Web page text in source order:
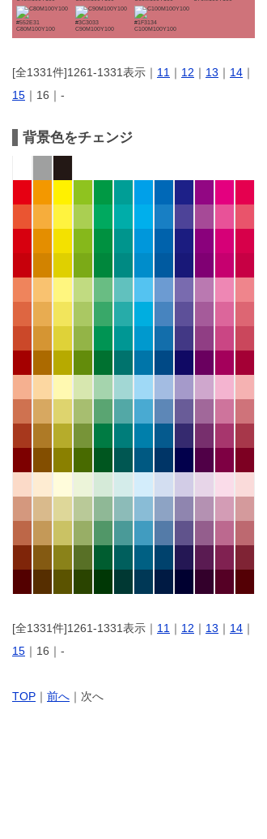
#552E31
C80M100Y100
#3C3033
C90M100Y100
#1F3134
C100M100Y100
[全1331件]1261-1331表示｜ 11 ｜ 12 ｜ 13 ｜ 14 ｜
15 ｜16｜-
背景色をチェンジ
[全1331件]1261-1331表示｜ 11 ｜ 12 ｜ 13 ｜ 14 ｜
15 ｜16｜-
TOP ｜ 前へ ｜次へ